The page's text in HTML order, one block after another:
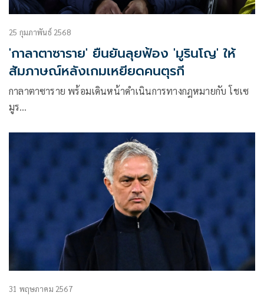
25 กุมภาพันธ์ 2568
'กาลาตาซาราย' ยืนยันลุยฟ้อง 'มูรินโญ' ให้
สัมภาษณ์หลังเกมเหยียดคนตุรกี
กาลาตาซาราย พร้อมเดินหน้าดำเนินการทางกฎหมายกับ โชเซ
มูร…
31 พฤษภาคม 2567